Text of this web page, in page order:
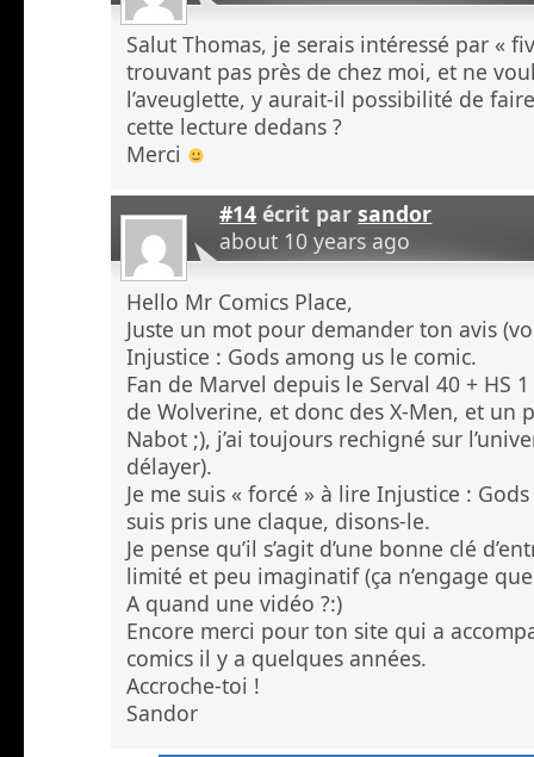
Salut Thomas, je serais intéressé par «
trouvant pas près de chez moi, et ne
l’aveuglette, y aurait-il possibilité de
cette lecture dedans ?
Merci
#14 écrit parsandor
about 10 years ago
Hello Mr Comics Place,
Juste un mot pour demander ton avis
Injustice : Gods among us le comic.
Fan de Marvel depuis le Serval 40 + HS
de Wolverine, et donc des X-Men, et un
Nabot ;), j’ai toujours rechigné sur
délayer).
Je me suis « forcé » à lire Injustice :
suis pris une claque, disons-le.
Je pense qu’il s’agit d’une bonne clé
limité et peu imaginatif (ça n’engage
A quand une vidéo ?:)
Encore merci pour ton site qui a
comics il y a quelques années.
Accroche-toi !
Sandor